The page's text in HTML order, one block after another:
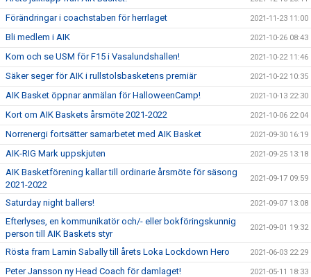
Förändringar i coachstaben för herrlaget 2021-11-23 11:00
Bli medlem i AIK 2021-10-26 08:43
Kom och se USM för F15 i Vasalundshallen! 2021-10-22 11:46
Säker seger för AIK i rullstolsbasketens premiär 2021-10-22 10:35
AIK Basket öppnar anmälan för HalloweenCamp! 2021-10-13 22:30
Kort om AIK Baskets årsmöte 2021-2022 2021-10-06 22:04
Norrenergi fortsätter samarbetet med AIK Basket 2021-09-30 16:19
AIK-RIG Mark uppskjuten 2021-09-25 13:18
AIK Basketförening kallar till ordinarie årsmöte för säsong
2021-2022
2021-09-17 09:59
Saturday night ballers! 2021-09-07 13:08
Efterlyses, en kommunikatör och/- eller bokföringskunnig
person till AIK Baskets styr
2021-09-01 19:32
Rösta fram Lamin Sabally till årets Loka Lockdown Hero 2021-06-03 22:29
Peter Jansson ny Head Coach för damlaget! 2021-05-11 18:33